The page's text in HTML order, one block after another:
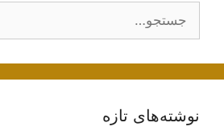
نوشته‌های تازه